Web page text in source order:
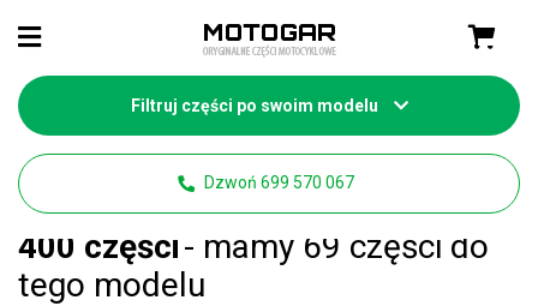
Filtruj części po swoim modelu
Dzwoń 699 570 067
Strona główna Części Kawasaki
Kawasaki GPZ 400 / EX
400 części- mamy 69 części do
tego modelu